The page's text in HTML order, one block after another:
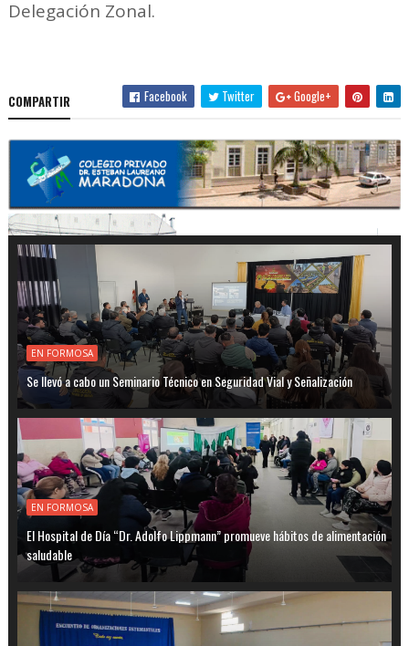
Delegación Zonal.
COMPARTIR Facebook Twitter Google+
EN FORMOSA
Se llevó a cabo un Seminario Técnico en Seguridad Vial y Señalización
EN FORMOSA
El Hospital de Día “Dr. Adolfo Lippmann” promueve hábitos de alimentación
saludable